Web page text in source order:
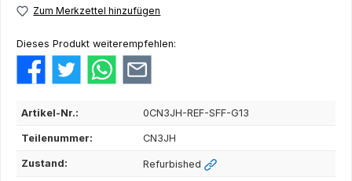
Zum Merkzettel hinzufügen
Dieses Produkt weiterempfehlen:
Artikel-Nr.: 0CN3JH-REF-SFF-G13
Teilenummer: CN3JH
Zustand: Refurbished